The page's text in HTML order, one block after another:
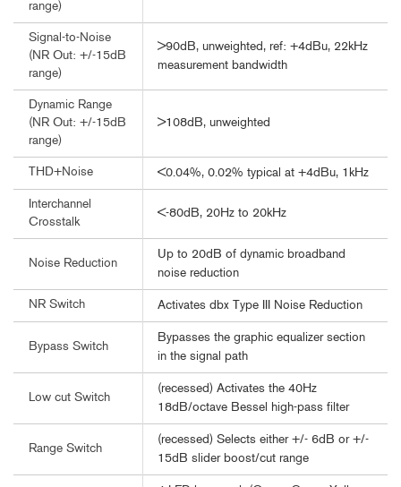
range)
Signal-to-Noise
(NR Out: +/-15dB
range)
>90dB, unweighted, ref: +4dBu, 22kHz
measurement bandwidth
Dynamic Range
(NR Out: +/-15dB
range)
>108dB, unweighted
THD+Noise <0.04%, 0.02% typical at +4dBu, 1kHz
Interchannel
Crosstalk
<-80dB, 20Hz to 20kHz
Noise Reduction
Up to 20dB of dynamic broadband
noise reduction
NR Switch Activates dbx Type III Noise Reduction
Bypass Switch
Bypasses the graphic equalizer section
in the signal path
Low cut Switch
(recessed) Activates the 40Hz
18dB/octave Bessel high-pass filter
Range Switch
(recessed) Selects either +/- 6dB or +/-
15dB slider boost/cut range